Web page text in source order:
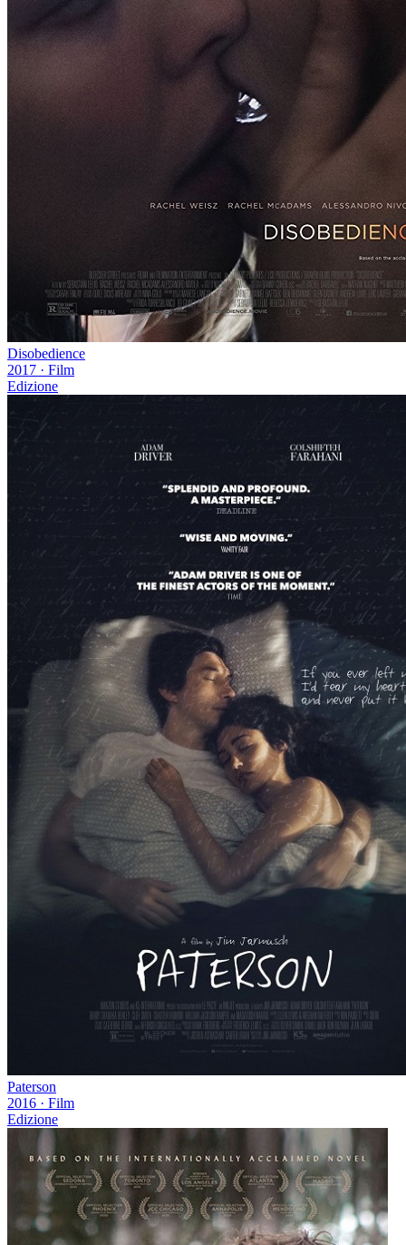
Disobedience
2017 · Film
Edizione
Paterson
2016 · Film
Edizione